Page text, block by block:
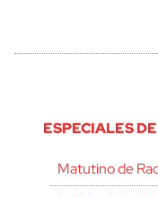
ESPECIALES
Matutino de